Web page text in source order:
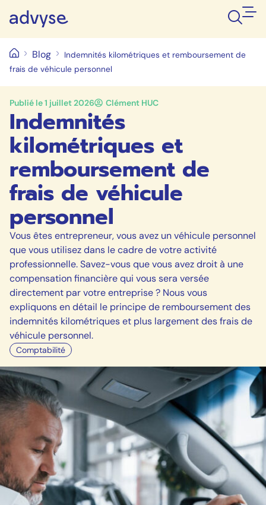
Blog
Indemnités kilométriques et remboursement de
frais de véhicule personnel
Publié le1 juillet 2026 Clément HUC
Indemnités
kilométriques et
remboursement de
frais de véhicule
personnel
Vous êtes entrepreneur, vous avez un véhicule personnel
que vous utilisez dans le cadre de votre activité
professionnelle. Savez-vous que vous avez droit à une
compensation financière qui vous sera versée
directement par votre entreprise ? Nous vous
expliquons en détail le principe de remboursement des
indemnités kilométriques et plus largement des frais de
véhicule personnel.
Comptabilité